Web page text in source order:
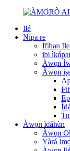
Ilé
Nipa re
Ifihan
ibi
Àwọn
Àwọn
Àwọn ìdáhùn
Àwọn
Yàrá